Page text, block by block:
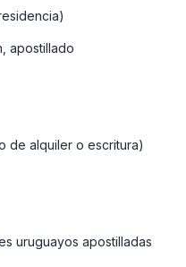
apostillado
de alquiler o escritura)
uruguayos apostilladas